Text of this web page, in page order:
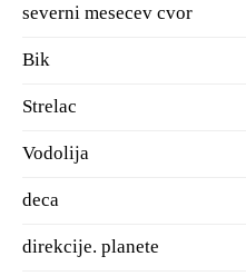
severni mesecev cvor
Bik
Strelac
Vodolija
deca
direkcije. planete